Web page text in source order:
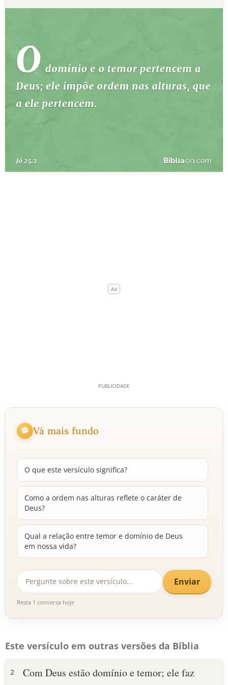
ESTUDOS BÍBLICOS
ESBOÇOS DE PREGAÇÃO
TEMAS
PERGUNTE À BÍBLIA
QUEM SOMOS
Vá mais fundo
O que este versículo significa?
Como a ordem nas alturas reflete o caráter de
Deus?
Qual a relação entre temor e domínio de Deus
em nossa vida?
Enviar
Resta 1 conversa hoje
Este versículo em outras versões da Bíblia
2
Com Deus estão domínio e temor; ele faz